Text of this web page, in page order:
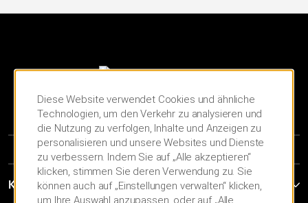
Kontakt
Diese Website verwendet Cookies und ähnliche
Technologien, um den Verkehr zu analysieren und
die Nutzung zu verfolgen, Inhalte und Anzeigen zu
personalisieren und unsere Websites und Dienste
zu verbessern. Indem Sie auf „Alle akzeptieren“
klicken, stimmen Sie deren Verwendung zu. Sie
können auch auf „Einstellungen verwalten“ klicken,
um Ihre Auswahl anzupassen, oder auf „Alle